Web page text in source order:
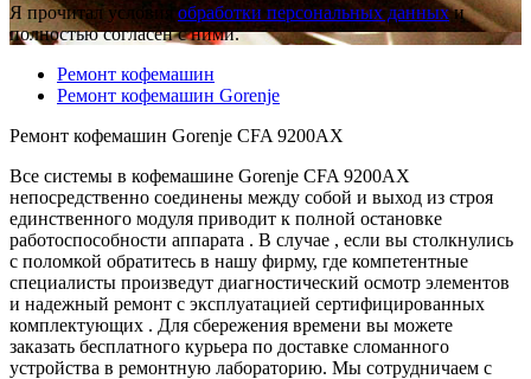
Я прочитал условия обработки персональных данныхи
полностью согласен с ними.
Ремонт кофемашин
Ремонт кофемашин Gorenje
Ремонт кофемашин Gorenje CFA 9200AX
Все системы в кофемашине Gorenje CFA 9200AX
непосредственно соединены между собой и выход из строя
единственного модуля приводит к полной остановке
работоспособности аппарата . В случае , если вы столкнулись
с поломкой обратитесь в нашу фирму, где компетентные
специалисты произведут диагностический осмотр элементов
и надежный ремонт с эксплуатацией сертифицированных
комплектующих . Для сбережения времени вы можете
заказать бесплатного курьера по доставке сломанного
устройства в ремонтную лабораторию. Мы сотрудничаем с